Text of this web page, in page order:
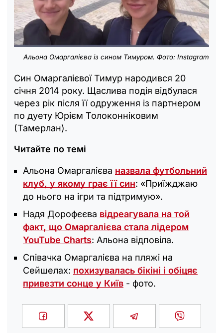
Альона Омаргалієва із сином Тимуром. Фото: Instagram
Син Омаргалієвої Тимур народився 20
січня 2014 року. Щаслива подія відбулася
через рік після її одруження із партнером
по дуету Юрієм Толоконніковим
(Тамерлан).
Читайте по темі
Альона Омаргалієва назвала футбольний
клуб, у якому грає її син: «П‎риїжджаю
до нього на ігри та підтримую».
Надя Дорофєєва відреагувала на той
факт, що Омаргалієва стала лідером
YouTube Charts: Альона відповіла.
Співачка Омаргалієва на пляжі на
Сейшелах: похизувалась бікіні і обіцяє
привезти сонце у Київ - фото.